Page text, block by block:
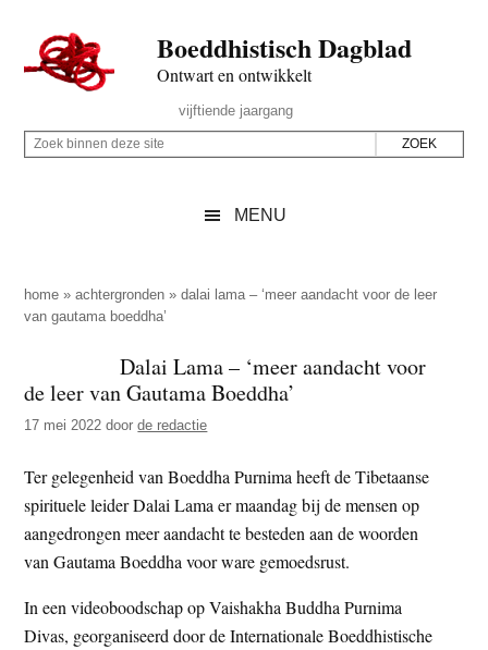
naar
de
inhoud
secondary
naar
de
sidebar
naar
de
Boeddhistisch Dagblad
Ontwart en ontwikkelt
Rechts
vijftiende jaargang
Z
p
d
z
e
i
t
e
Z
i
n
n
d
z
e
s
i
t
e
MENU
home »achtergronden »dalai lama – ‘meer aandacht voor de leer
van gautama boeddha’
Dalai Lama – ‘meer aandacht voor
de leer van Gautama Boeddha’
17 mei 2022 doorde redactie
Ter gelegenheid van Boeddha Purnima heeft de Tibetaanse
spirituele leider Dalai Lama er maandag bij de mensen op
aangedrongen meer aandacht te besteden aan de woorden
van Gautama Boeddha voor ware gemoedsrust.
In een videoboodschap op Vaishakha Buddha Purnima
Divas, georganiseerd door de Internationale Boeddhistische